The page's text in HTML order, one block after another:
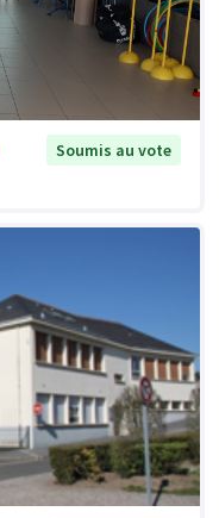
Soumis au vote